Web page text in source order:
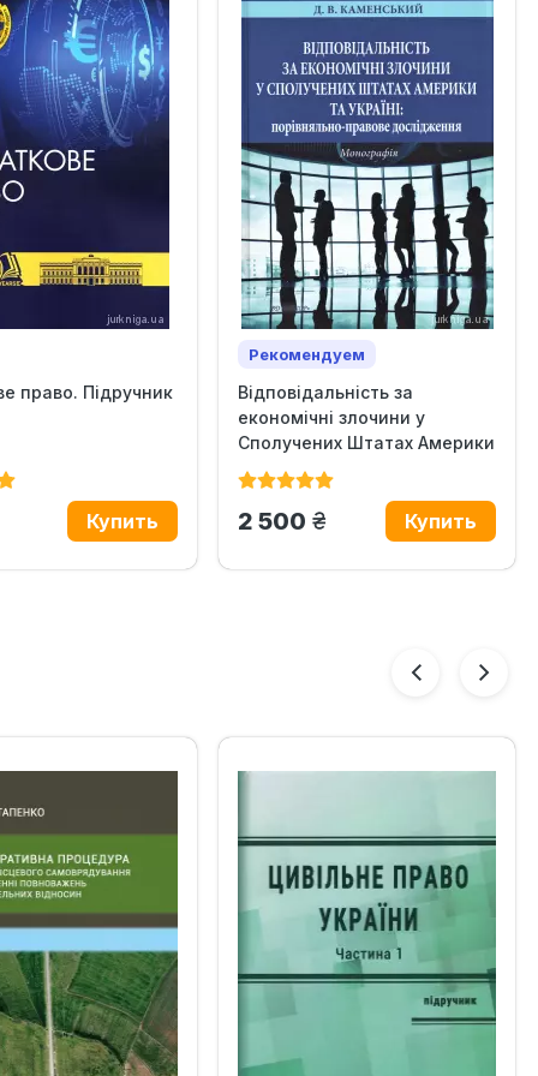
право. Підручник
Рекомендуем
Відповідальність за
економічні злочини у
Сполучених Штатах Америки
та...
2 500 грн.